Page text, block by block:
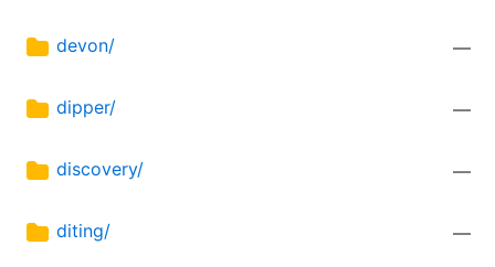
devon/ —
dipper/ —
discovery/ —
diting/ —